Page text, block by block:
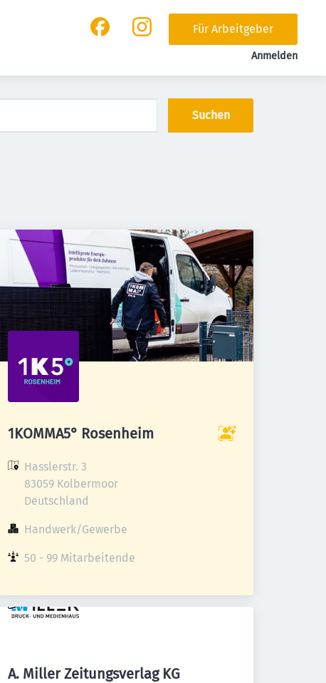
Für Arbeitgeber
Anmelden
Suchen
1KOMMA5° Rosenheim
Hasslerstr. 3
83059 Kolbermoor
Deutschland
Handwerk/Gewerbe
50 - 99 Mitarbeitende
A. Miller Zeitungsverlag KG